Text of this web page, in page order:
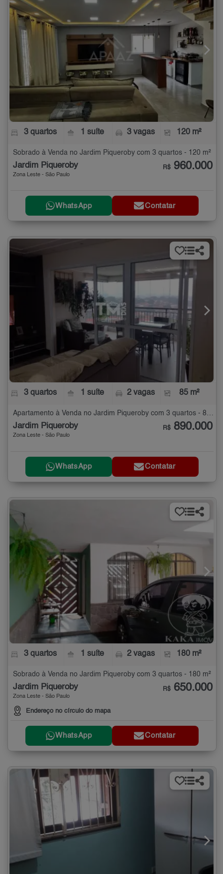
3 quartos 1 suíte 3 vagas 120 m²
Sobrado à Venda no Jardim Piqueroby com 3 quartos - 120 m²
Jardim Piqueroby
Zona Leste - São Paulo
R$ 960.000
WhatsApp Contatar
3 quartos 1 suíte 2 vagas 85 m²
Apartamento à Venda no Jardim Piqueroby com 3 quartos - 85 m²
Jardim Piqueroby
Zona Leste - São Paulo
R$ 890.000
WhatsApp Contatar
3 quartos 1 suíte 2 vagas 180 m²
Sobrado à Venda no Jardim Piqueroby com 3 quartos - 180 m²
Jardim Piqueroby
Zona Leste - São Paulo
Endereço no círculo do mapa
R$ 650.000
WhatsApp Contatar